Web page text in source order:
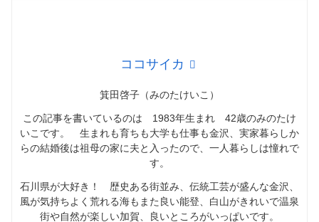
ココサイカ
箕田啓子（みのたけいこ）
この記事を書いているのは 1983年生まれ 42歳のみのたけ
いこです。 生まれも育ちも大学も仕事も金沢、実家暮らしか
らの結婚後は祖母の家に夫と入ったので、一人暮らしは憧れで
す。
石川県が大好き！ 歴史ある街並み、伝統工芸が盛んな金沢、
風が気持ちよく荒れる海もまた良い能登、白山がきれいで温泉
街や自然が楽しい加賀、良いところがいっぱいです。